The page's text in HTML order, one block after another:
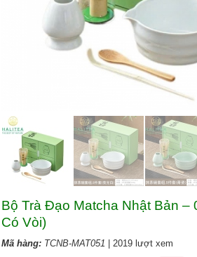
Bộ Trà Đạo Matcha Nhật Bản –
Có Vòi)
Mã hàng: TCNB-MAT051 | 2019 lượt xem